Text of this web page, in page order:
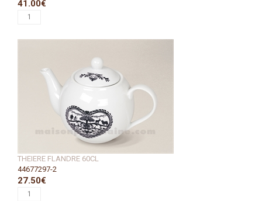
41.00€
THEIERE FLANDRE 60CL
44677297-2
27.50€